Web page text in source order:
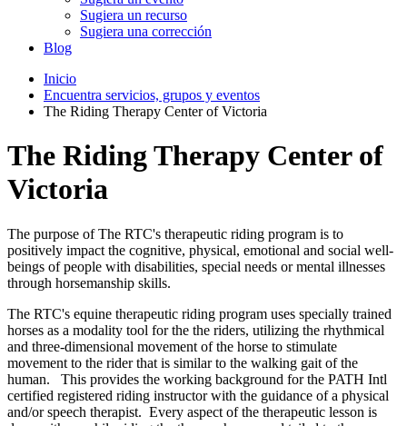
Sugiera un recurso
Sugiera una corrección
Blog
Inicio
Encuentra servicios, grupos y eventos
The Riding Therapy Center of Victoria
The Riding Therapy Center of
Victoria
The purpose of The RTC's therapeutic riding program is to
positively impact the cognitive, physical, emotional and social well-
beings of people with disabilities, special needs or mental illnesses
through horsemanship skills.
The RTC's equine therapeutic riding program uses specially trained
horses as a modality tool for the the riders, utilizing the rhythmical
and three-dimensional movement of the horse to stimulate
movement to the rider that is similar to the walking gait of the
human. This provides the working background for the PATH Intl
certified registered riding instructor with the guidance of a physical
and/or speech therapist. Every aspect of the therapeutic lesson is